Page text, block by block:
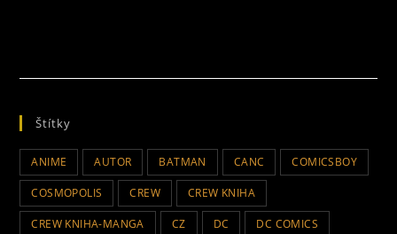
Štítky
ANIME AUTOR BATMAN CANC COMICSBOY
COSMOPOLIS CREW CREW KNIHA
CREW KNIHA-MANGA CZ DC DC COMICS